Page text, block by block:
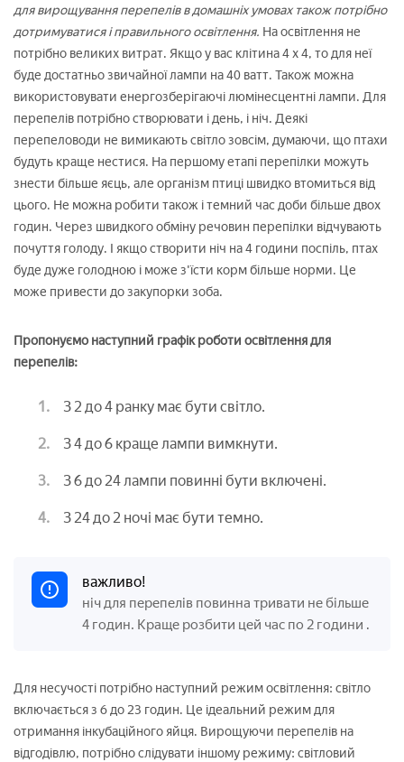
для вирощування перепелів в домашніх умовах також потрібно
дотримуватися і правильного освітлення. На освітлення не
потрібно великих витрат. Якщо у вас клітина 4 х 4, то для неї
буде достатньо звичайної лампи на 40 ватт. Також можна
використовувати енергозберігаючі люмінесцентні лампи. Для
перепелів потрібно створювати і день, і ніч. Деякі
перепеловоди не вимикають світло зовсім, думаючи, що птахи
будуть краще нестися. На першому етапі перепілки можуть
знести більше яєць, але організм птиці швидко втомиться від
цього. Не можна робити також і темний час доби більше двох
годин. Через швидкого обміну речовин перепілки відчувають
почуття голоду. І якщо створити ніч на 4 години поспіль, птах
буде дуже голодною і може з'їсти корм більше норми. Це
може привести до закупорки зоба.
Пропонуємо наступний графік роботи освітлення для
перепелів:
З 2 до 4 ранку має бути світло.
З 4 до 6 краще лампи вимкнути.
З 6 до 24 лампи повинні бути включені.
З 24 до 2 ночі має бути темно.
важливо!
ніч для перепелів повинна тривати не більше
4 годин. Краще розбити цей час по 2 години .
Для несучості потрібно наступний режим освітлення: світло
включається з 6 до 23 годин. Це ідеальний режим для
отримання інкубаційного яйця. Вирощуючи перепелів на
відгодівлю, потрібно слідувати іншому режиму: світловий